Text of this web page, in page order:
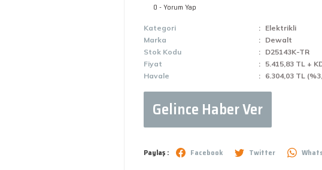
0 - Yorum Yap
Kategori
Elektrikli
Marka
Dewalt
Stok Kodu
D25143K-TR
Fiyat
5.415,83 TL +
Havale
6.304,03 TL
Gelince Haber Ver
Paylaş : Facebook Twitter